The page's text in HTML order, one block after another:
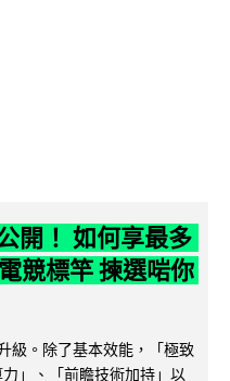
開！ 如何享最多
競標竿 揀選啱你
級。除了基本效能，「極致
」、「前瞻技術加持」以